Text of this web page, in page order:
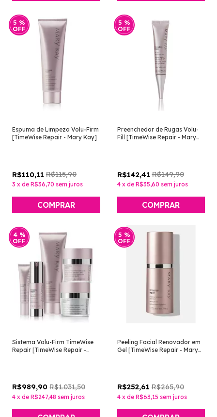
5 %
OFF
Espuma de Limpeza Volu-Firm
[TimeWise Repair - Mary Kay]
R$110,11 R$115,90
3 x de R$36,70 sem juros
5 %
OFF
Preenchedor de Rugas Volu-
Fill [TimeWise Repair - Mary
R$142,41 R$149,90
4 x de R$35,60 sem juros
4 %
OFF
Sistema Volu-Firm TimeWise
Repair [TimeWise Repair -
R$989,90 R$1.031,50
4 x de R$247,48 sem juros
5 %
OFF
Peeling Facial Renovador em
Gel [TimeWise Repair - Mary
R$252,61 R$265,90
4 x de R$63,15 sem juros